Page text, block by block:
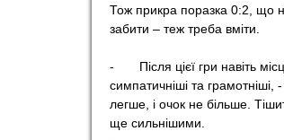
Тож прикра поразка 0:2, що
забити – теж треба вміти.
- Після цієї гри навіть
симпатичніші та
легше, і очок не більше.
ще сильнішими.